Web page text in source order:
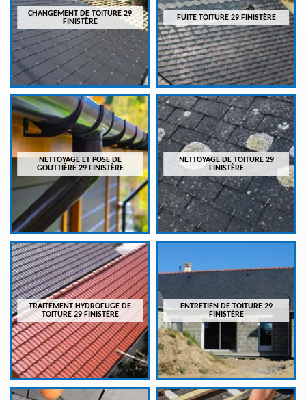
CHANGEMENT DE TOITURE 29
FINISTÈRE
FUITE TOITURE 29 FINISTÈRE
NETTOYAGE ET POSE DE
GOUTTIÈRE 29 FINISTÈRE
NETTOYAGE DE TOITURE 29
FINISTÈRE
TRAITEMENT HYDROFUGE DE
TOITURE 29 FINISTÈRE
ENTRETIEN DE TOITURE 29
FINISTÈRE